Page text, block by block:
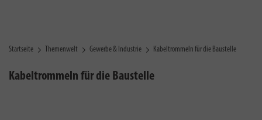
Startseite Themenwelt Gewerbe & Industrie Kabeltrommeln für die Baustelle
Kabeltrommeln für die Baustelle